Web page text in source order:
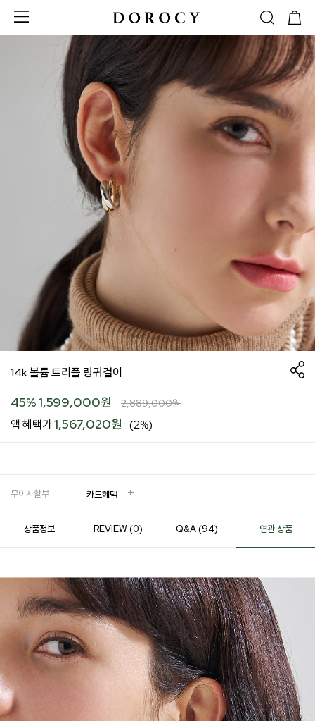
14k 볼륨 트리플 링귀걸이
45%1,599,000원 2,889,000원
앱 혜택가1,567,020원 (2%)
무이자할부 카드혜택
상품정보 REVIEW (0) Q&A (94) 연관 상품